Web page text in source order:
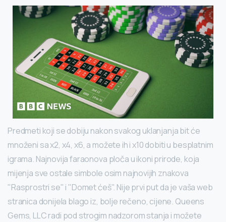
Predmeti koji se dobiju nakon svakog uklanjanja bit će
množeni sa x2, x4, x6, a možete ih i x10 dobiti u besplatnim
igrama. Najnovija faraonova ploča u ikoni prirode, koja
mijenja sve ostale simbole osim najnovijih znakova
"Rasprostri se" i "Domet ćeš". Nije prvi put da je vaša web
stranica donijela blago iz, bolje rečeno, cijene. Queens
Gems, LLC radi pod strogim nadzorom stanja i možete